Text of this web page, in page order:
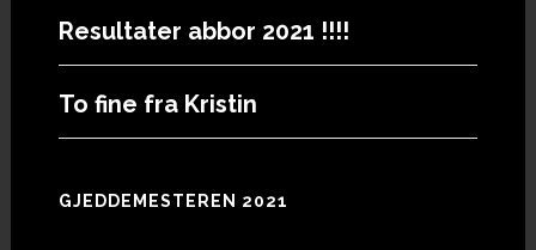
Resultater abbor 2021 !!!!
To fine fra Kristin
GJEDDEMESTEREN 2021